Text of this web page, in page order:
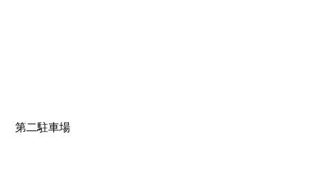
第二駐車場